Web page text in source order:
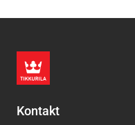
Kontakt